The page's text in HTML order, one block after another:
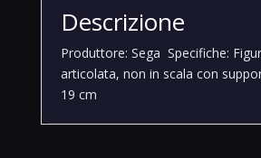
Descrizione
Produttore: Sega Specifiche:
articolata, non in scala con
19 cm